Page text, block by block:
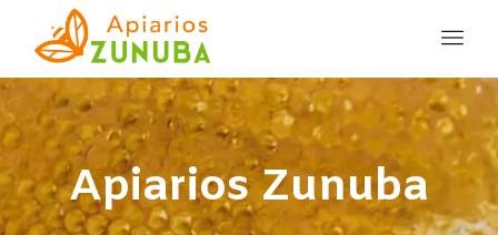
Apiarios Zunuba